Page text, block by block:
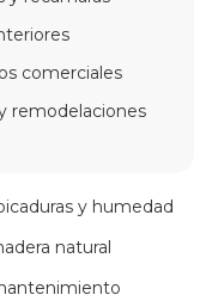
comerciales
remodelaciones
y humedad
natural